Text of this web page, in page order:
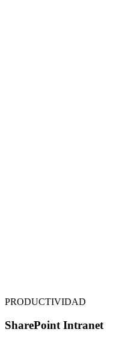
PRODUCTIVIDAD
SharePoint Intranet